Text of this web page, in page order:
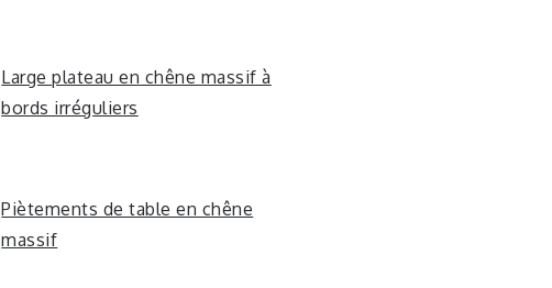
Large plateau en chêne massif à
bords irréguliers
Piètements de table en chêne
massif